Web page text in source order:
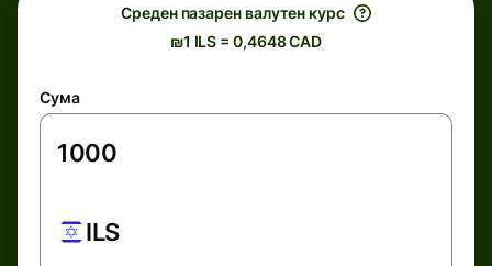
Среден пазарен валутен курс
₪1 ILS = 0,4648 CAD
Сума
ILS